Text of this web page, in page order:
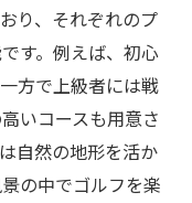
り、それぞれのプ
す。例えば、初心
方で上級者には戦
いコースも用意さ
自然の地形を活か
の中でゴルフを楽